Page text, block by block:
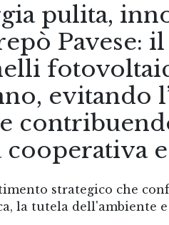
pulita,
Pavese:
evitando
e
cooperativa
strategico che
la tutela dell'ambiente